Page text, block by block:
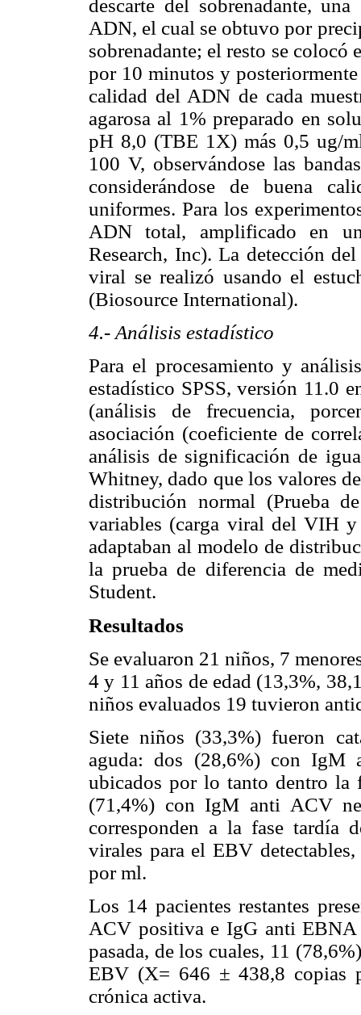
descarte del sobrenadante,
ADN, el cual se obtuvo por
sobrenadante; el resto se colocó
por 10 minutos y
calidad del ADN de cada
agarosa al 1% preparado en
pH 8,0 (TBE 1X) más 0,5 ug/
100 V, observándose las
considerándose de buena
uniformes. Para los
ADN total, amplificado en
Research, Inc). La detección
viral se realizó usando el
(Biosource International).
4.- Análisis estadístico
Para el procesamiento y
estadístico SPSS, versión 11.0
(análisis de frecuencia,
asociación (coeficiente de
análisis de significación de
Whitney, dado que los valores
distribución normal (Prueba
variables (carga viral del VIH
adaptaban al modelo de
la prueba de diferencia de
Student.
Resultados
Se evaluaron 21 niños, 7
4 y 11 años de edad (13,3%,
niños evaluados 19 tuvieron
Siete niños (33,3%) fueron
aguda: dos (28,6%) con
ubicados por lo tanto dentro la
(71,4%) con IgM anti ACV
corresponden a la fase tardía
virales para el EBV
por ml.
Los 14 pacientes restantes
ACV positiva e IgG anti EBNA
pasada, de los cuales, 11
EBV (X= 646 ± 438,8 copias
crónica activa.